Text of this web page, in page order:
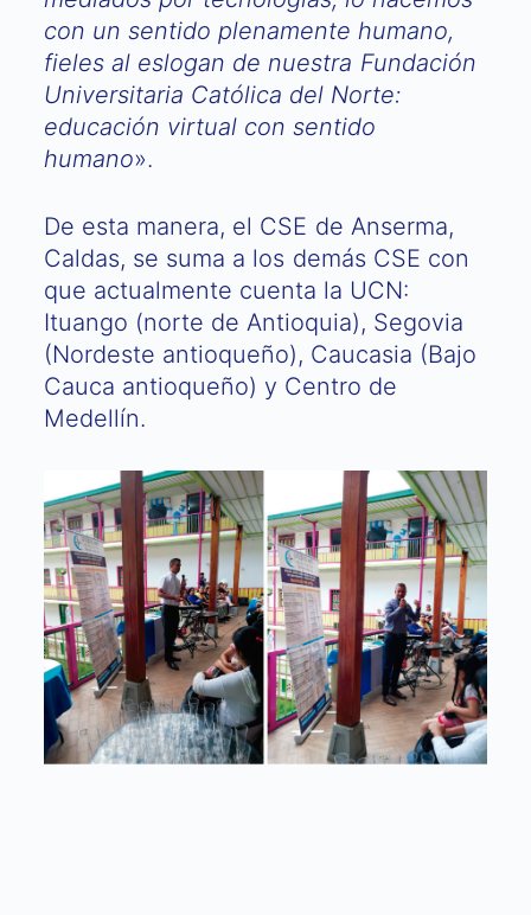
con un sentido plenamente humano,
fieles al eslogan de nuestra Fundación
Universitaria Católica del Norte:
educación virtual con sentido
humano».
De esta manera, el CSE de Anserma,
Caldas, se suma a los demás CSE con
que actualmente cuenta la UCN:
Ituango (norte de Antioquia), Segovia
(Nordeste antioqueño), Caucasia (Bajo
Cauca antioqueño) y Centro de
Medellín.